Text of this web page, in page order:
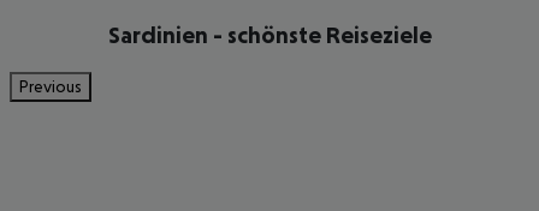
Sardinien - schönste Reiseziele
Previous